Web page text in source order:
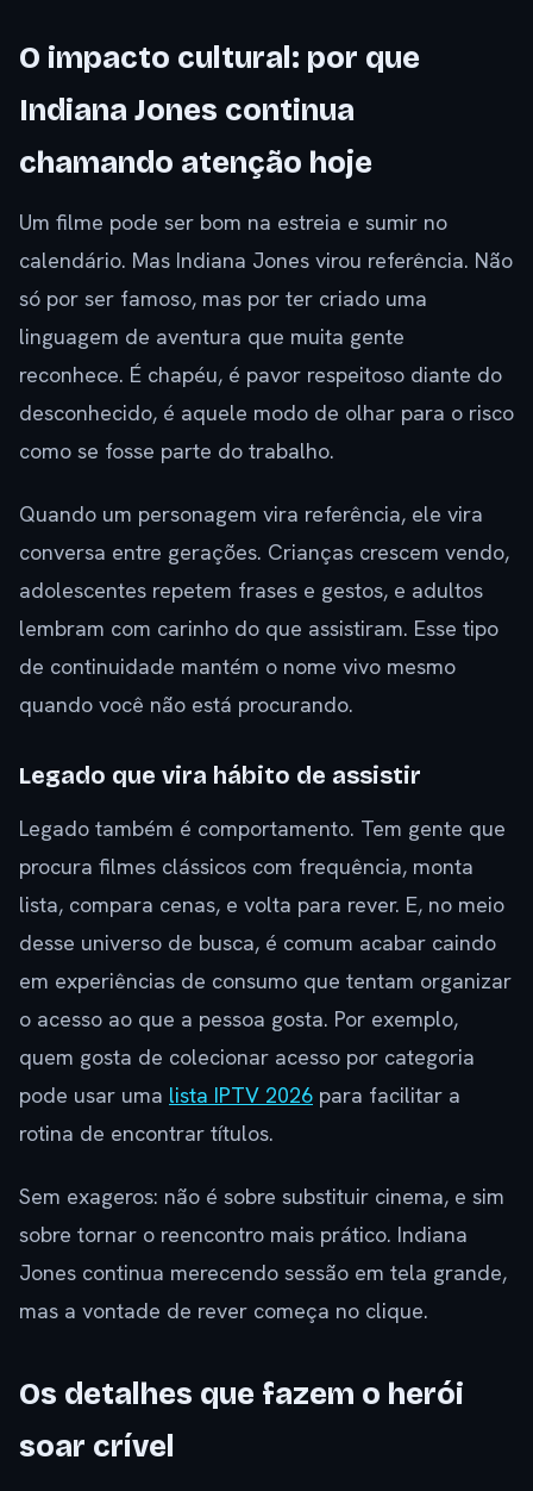
O impacto cultural: por que
Indiana Jones continua
chamando atenção hoje
Um filme pode ser bom na estreia e sumir no
calendário. Mas Indiana Jones virou referência. Não
só por ser famoso, mas por ter criado uma
linguagem de aventura que muita gente
reconhece. É chapéu, é pavor respeitoso diante do
desconhecido, é aquele modo de olhar para o risco
como se fosse parte do trabalho.
Quando um personagem vira referência, ele vira
conversa entre gerações. Crianças crescem vendo,
adolescentes repetem frases e gestos, e adultos
lembram com carinho do que assistiram. Esse tipo
de continuidade mantém o nome vivo mesmo
quando você não está procurando.
Legado que vira hábito de assistir
Legado também é comportamento. Tem gente que
procura filmes clássicos com frequência, monta
lista, compara cenas, e volta para rever. E, no meio
desse universo de busca, é comum acabar caindo
em experiências de consumo que tentam organizar
o acesso ao que a pessoa gosta. Por exemplo,
quem gosta de colecionar acesso por categoria
pode usar uma lista IPTV 2026 para facilitar a
rotina de encontrar títulos.
Sem exageros: não é sobre substituir cinema, e sim
sobre tornar o reencontro mais prático. Indiana
Jones continua merecendo sessão em tela grande,
mas a vontade de rever começa no clique.
Os detalhes que fazem o herói
soar crível